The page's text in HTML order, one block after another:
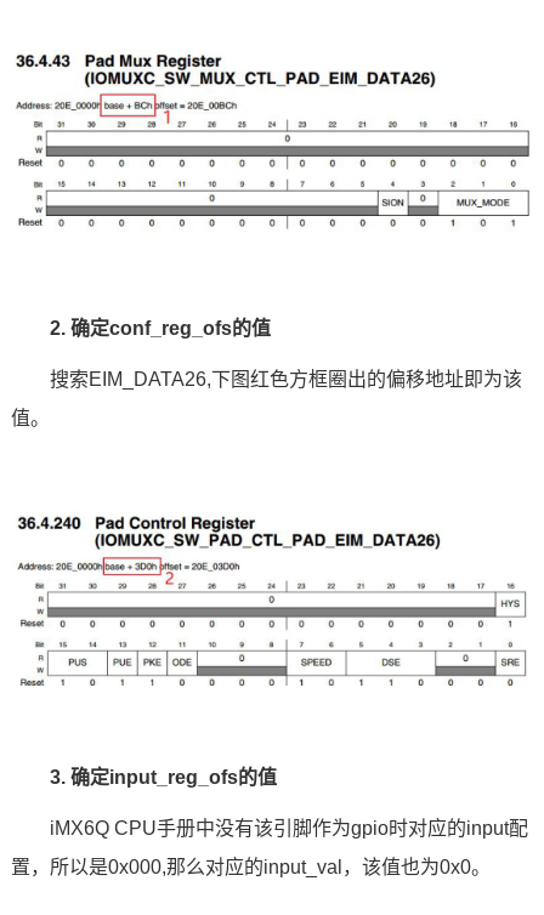
2. 确定conf_reg_ofs的值
搜索EIM_DATA26,下图红色方框圈出的偏移地址即为该
值。
3. 确定input_reg_ofs的值
iMX6QCPU手册中没有该引脚作为gpio时对应的input配
置，所以是0x000,那么对应的input_val，该值也为0x0。